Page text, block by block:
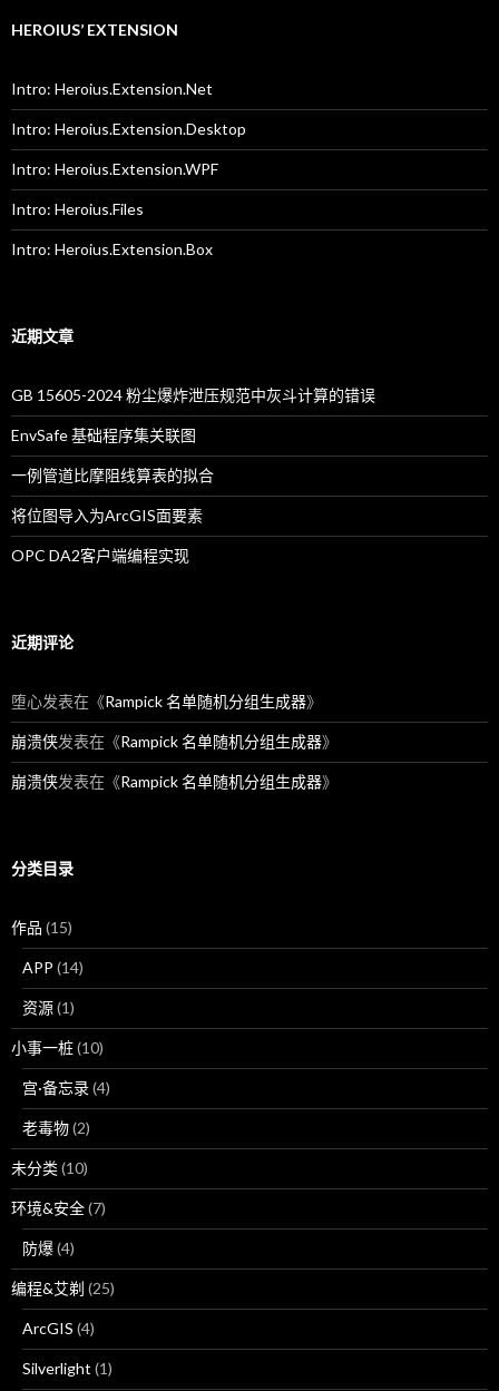
HEROIUS’ EXTENSION
Intro: Heroius.Extension.Net
Intro: Heroius.Extension.Desktop
Intro: Heroius.Extension.WPF
Intro: Heroius.Files
Intro: Heroius.Extension.Box
近期文章
GB 15605-2024 粉尘爆炸泄压规范中灰斗计算的错误
EnvSafe 基础程序集关联图
一例管道比摩阻线算表的拟合
将位图导入为ArcGIS面要素
OPC DA2客户端编程实现
近期评论
堕心发表在《Rampick 名单随机分组生成器》
崩溃侠发表在《Rampick 名单随机分组生成器》
崩溃侠发表在《Rampick 名单随机分组生成器》
分类目录
作品 (15)
APP (14)
资源(1)
小事一桩(10)
宫·备忘录(4)
老毒物(2)
未分类(10)
环境&安全(7)
防爆(4)
编程&艾剃 (25)
ArcGIS (4)
Silverlight (1)